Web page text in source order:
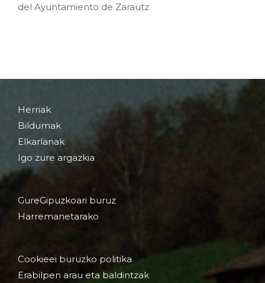
del Ayuntamiento de Zarautz
Herriak
Bildumak
Elkarlanak
Igo zure argazkia
GureGipuzkoari buruz
Harremanetarako
Cookieei buruzko politika
Erabilpen arau eta baldintzak